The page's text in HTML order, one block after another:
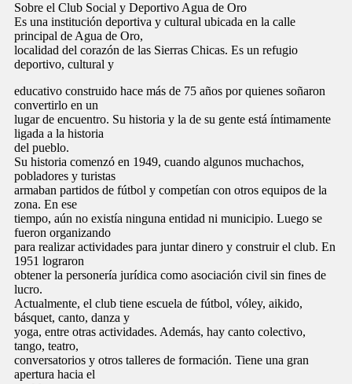
Sobre el Club Social y Deportivo Agua de Oro
Es una institución deportiva y cultural ubicada en la calle
principal de Agua de Oro,
localidad del corazón de las Sierras Chicas. Es un refugio
deportivo, cultural y
educativo construido hace más de 75 años por quienes soñaron
convertirlo en un
lugar de encuentro. Su historia y la de su gente está íntimamente
ligada a la historia
del pueblo.
Su historia comenzó en 1949, cuando algunos muchachos,
pobladores y turistas
armaban partidos de fútbol y competían con otros equipos de la
zona. En ese
tiempo, aún no existía ninguna entidad ni municipio. Luego se
fueron organizando
para realizar actividades para juntar dinero y construir el club. En
1951 lograron
obtener la personería jurídica como asociación civil sin fines de
lucro.
Actualmente, el club tiene escuela de fútbol, vóley, aikido,
básquet, canto, danza y
yoga, entre otras actividades. Además, hay canto colectivo,
tango, teatro,
conversatorios y otros talleres de formación. Tiene una gran
apertura hacia el